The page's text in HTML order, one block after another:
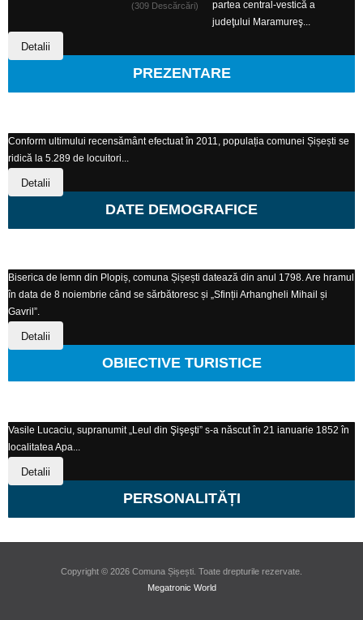
(309 Descărcări)
partea central-vestică a
judeţului Maramureş...
Detalii
PREZENTARE
Conform ultimului recensământ efectuat în 2011, populația comunei Șișești se
ridică la 5.289 de locuitori...
Detalii
DATE DEMOGRAFICE
Biserica de lemn din Plopiș, comuna Șișești datează din anul 1798. Are hramul
în data de 8 noiembrie când se sărbătoresc și „Sfinții Arhangheli Mihail și
Gavril”.
Detalii
OBIECTIVE TURISTICE
Vasile Lucaciu, supranumit „Leul din Şişeşti” s-a născut în 21 ianuarie 1852 în
localitatea Apa...
Detalii
PERSONALITĂȚI
Copyright © 2026 Comuna Șișești. Toate drepturile rezervate.
Megatronic World